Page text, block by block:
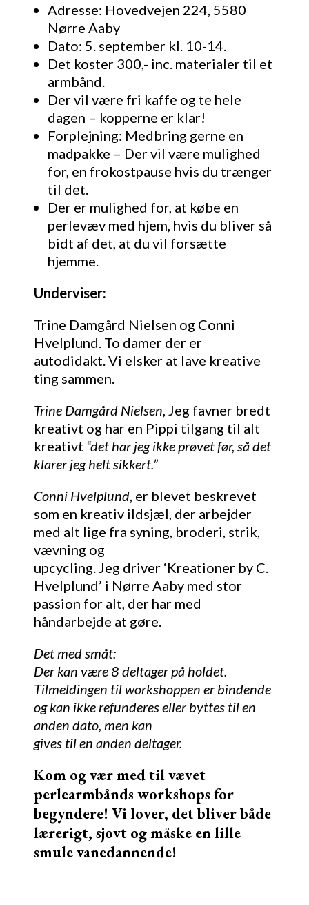
Adresse: Hovedvejen 224, 5580
Nørre Aaby
Dato: 5. september kl. 10-14.
Det koster 300,- inc. materialer til et
armbånd.
Der vil være fri kaffe og te hele
dagen – kopperne er klar!
Forplejning: Medbring gerne en
madpakke – Der vil være mulighed
for, en frokostpause hvis du trænger
til det.
Der er mulighed for, at købe en
perlevæv med hjem, hvis du bliver så
bidt af det, at du vil forsætte
hjemme.
Underviser:
Trine Damgård Nielsen og Conni
Hvelplund. To damer der er
autodidakt. Vi elsker at lave kreative
ting sammen.
Trine Damgård Nielsen , Jeg favner bredt
kreativt og har en Pippi tilgang til alt
kreativt “det har jeg ikke prøvet før, så det
klarer jeg helt sikkert.”
Conni Hvelplund, er blevet beskrevet
som en kreativ ildsjæl, der arbejder
med alt lige fra syning, broderi, strik,
vævning og
upcycling. Jeg driver ‘Kreationer by C.
Hvelplund’ i Nørre Aaby med stor
passion for alt, der har med
håndarbejde at gøre.
Det med småt:
Der kan være 8 deltager på holdet.
Tilmeldingen til workshoppen er bindende
og kan ikke refunderes eller byttes til en
anden dato, men kan
gives til en anden deltager.
Kom og vær med til vævet
perlearmbånds workshops for
begyndere! Vi lover, det bliver både
lærerigt, sjovt og måske en lille
smule vanedannende!